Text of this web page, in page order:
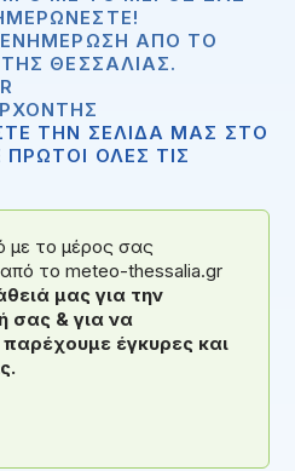
ΕΝΗΜΈΡΩΣΗ ΑΠΟ ΤΟ
ΘΕΣΣΑΛΊΑΣ.
ΤΗΝ ΣΕΛΙΔΑ ΜΑΣ ΣΤΟ
ΟΛΕΣ ΤΙΣ
με το μέρος σας
το meteo-thessalia.gr
μας για την
σας & για να
έγκυρες και